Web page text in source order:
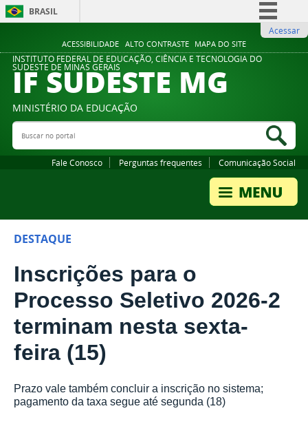
ACESSIBILIDADE ALTO CONTRASTE MAPA DO SITE
BRASIL
Comunica BR
Participe
Legislação
Acessar
INSTITUTO FEDERAL DE EDUCAÇÃO, CIÊNCIA E TECNOLOGIA DO
SUDESTE DE MINAS GERAIS
IF SUDESTE MG
MINISTÉRIO DA EDUCAÇÃO
Buscar no portal
Fale Conosco Perguntas frequentes Comunicação Social
DESTAQUE
Inscrições para o
Processo Seletivo 2026-2
terminam nesta sexta-
feira (15)
Prazo vale também concluir a inscrição no sistema;
pagamento da taxa segue até segunda (18)